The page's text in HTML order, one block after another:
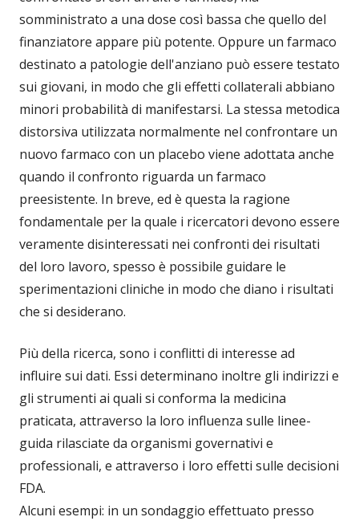
somministrato a una dose così bassa che quello del
finanziatore appare più potente. Oppure un farmaco
destinato a patologie dell'anziano può essere testato
sui giovani, in modo che gli effetti collaterali abbiano
minori probabilità di manifestarsi. La stessa metodica
distorsiva utilizzata normalmente nel confrontare un
nuovo farmaco con un placebo viene adottata anche
quando il confronto riguarda un farmaco
preesistente. In breve, ed è questa la ragione
fondamentale per la quale i ricercatori devono essere
veramente disinteressati nei confronti dei risultati
del loro lavoro, spesso è possibile guidare le
sperimentazioni cliniche in modo che diano i risultati
che si desiderano.
Più della ricerca, sono i conflitti di interesse ad
influire sui dati. Essi determinano inoltre gli indirizzi e
gli strumenti ai quali si conforma la medicina
praticata, attraverso la loro influenza sulle linee-
guida rilasciate da organismi governativi e
professionali, e attraverso i loro effetti sulle decisioni
FDA.
Alcuni esempi: in un sondaggio effettuato presso